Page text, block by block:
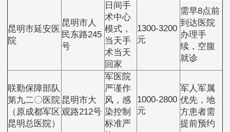
昆明市延安医
院
昆明市人
民东路245
号
日间手
术中心
模式，
当天手
术当天
回家
1300-3200
元
需早8点前
到达医院
办理手
续，空腹
就诊
联勤保障部队
第九二〇医院
（原成都军区
昆明总医院）
昆明市大
观路212号
军医院
严谨作
风，感
染控制
标准严
1000-2800
元
军人军属
优先，地
方患者需
提前预约